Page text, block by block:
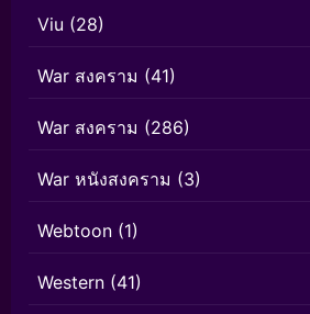
Viu (28)
War สงคราม (41)
War สงคราม (286)
War หนังสงคราม (3)
Webtoon (1)
Western (41)